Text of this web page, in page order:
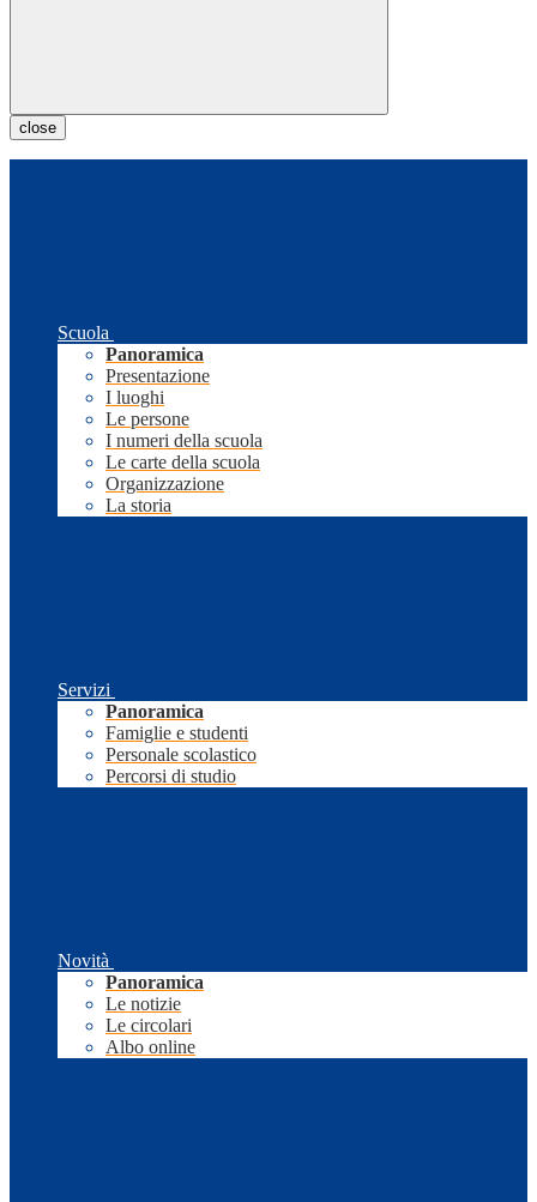
close
Scuola
Panoramica
Presentazione
I luoghi
Le persone
I numeri della scuola
Le carte della scuola
Organizzazione
La storia
Servizi
Panoramica
Famiglie e studenti
Personale scolastico
Percorsi di studio
Novità
Panoramica
Le notizie
Le circolari
Albo online